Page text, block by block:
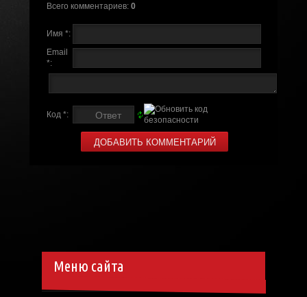
Всего комментариев: 0
Имя *:
Email
*:
Код *:
Меню сайта